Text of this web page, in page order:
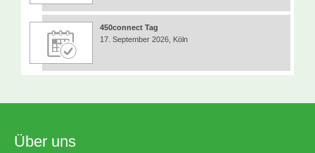
450connect Tag
17. September 2026, Köln
Über uns